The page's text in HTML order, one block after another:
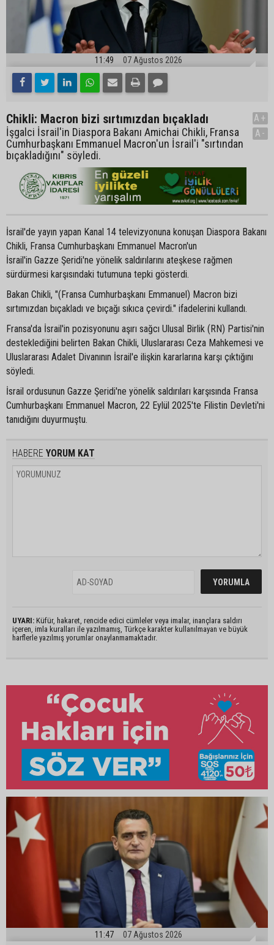
11:49 07 Ağustos 2026
Chikli: Macron bizi sırtımızdan bıçakladı
İşgalci İsrail'in Diaspora Bakanı Amichai Chikli, Fransa
Cumhurbaşkanı Emmanuel Macron'un İsrail'i "sırtından
bıçakladığını" söyledi.
A+
A-
İsrail'de yayın yapan Kanal 14 televizyonuna konuşan Diaspora Bakanı
Chikli, Fransa Cumhurbaşkanı Emmanuel Macron'un
İsrail'in Gazze Şeridi'ne yönelik saldırılarını ateşkese rağmen
sürdürmesi karşısındaki tutumuna tepki gösterdi.
Bakan Chikli, "(Fransa Cumhurbaşkanı Emmanuel) Macron bizi
sırtımızdan bıçakladı ve bıçağı sıkıca çevirdi." ifadelerini kullandı.
Fransa'da İsrail'in pozisyonunu aşırı sağcı Ulusal Birlik (RN) Partisi'nin
desteklediğini belirten Bakan Chikli, Uluslararası Ceza Mahkemesi ve
Uluslararası Adalet Divanının İsrail'e ilişkin kararlarına karşı çıktığını
söyledi.
İsrail ordusunun Gazze Şeridi'ne yönelik saldırıları karşısında Fransa
Cumhurbaşkanı Emmanuel Macron, 22 Eylül 2025'te Filistin Devleti'ni
tanıdığını duyurmuştu.
HABERE YORUM KAT
UYARI: Küfür, hakaret, rencide edici cümleler veya imalar, inançlara saldırı
içeren, imla kuralları ile yazılmamış, Türkçe karakter kullanılmayan ve büyük
harflerle yazılmış yorumlar onaylanmamaktadır.
11:47 07 Ağustos 2026